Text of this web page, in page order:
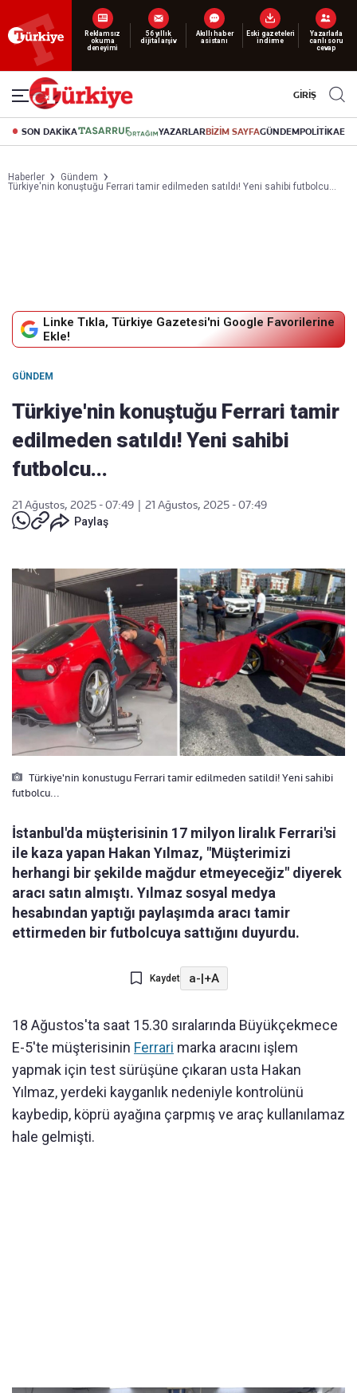
Yeni nesil dijital
abonelik 19 TL’den başlayan fiyatlarla.
GİRİŞ
SON DAKİKA YAZARLARBİZİM SAYFAGÜNDEMPOLİTİKA
Haberler
Gündem
Türkiye'nin konuştuğu Ferrari tamir edilmeden satıldı! Yeni sahibi futbolcu...
Linke Tıkla, Türkiye Gazetesi'ni Google Favorilerine
Ekle!
GÜNDEM
Türkiye'nin konuştuğu Ferrari tamir
edilmeden satıldı! Yeni sahibi
futbolcu...
21 Ağustos, 2025 - 07:49
21 Ağustos, 2025 - 07:49
Paylaş
Türkiye'nin konustugu Ferrari tamir edilmeden satildi! Yeni sahibi
futbolcu...
İstanbul'da müşterisinin 17 milyon liralık Ferrari'si
ile kaza yapan Hakan Yılmaz, "Müşterimizi
herhangi bir şekilde mağdur etmeyeceğiz" diyerek
aracı satın almıştı. Yılmaz sosyal medya
hesabından yaptığı paylaşımda aracı tamir
ettirmeden bir futbolcuya sattığını duyurdu.
Kaydet a-|+A
18 Ağustos'ta saat 15.30 sıralarında Büyükçekmece
E-5'te müşterisinin Ferrari marka aracını işlem
yapmak için test sürüşüne çıkaran usta Hakan
Yılmaz, yerdeki kayganlık nedeniyle kontrolünü
kaybedip, köprü ayağına çarpmış ve araç kullanılamaz
hale gelmişti.